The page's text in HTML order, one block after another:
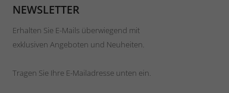
NEWSLETTER
Erhalten Sie E-Mails überwiegend mit
exklusiven Angeboten und Neuheiten.
Tragen Sie Ihre E-Mailadresse unten ein.